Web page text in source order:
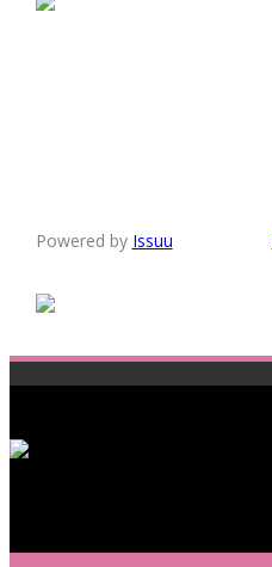
Powered by Issuu